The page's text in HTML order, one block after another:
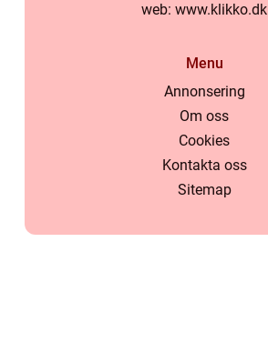
web: www.klikko.dk
Menu
Annonsering
Om oss
Cookies
Kontakta oss
Sitemap